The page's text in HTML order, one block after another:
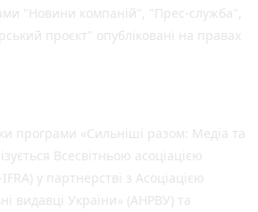
"Новини компаній", "Прес-служба",
проєкт" опубліковані на правах
програми «Сильніші разом: Медіа та
Всесвітньою асоціацією
у партнерстві з Асоціацією
видавці України» (АНРВУ) та